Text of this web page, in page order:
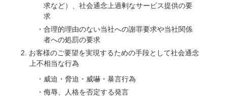
求など）、社会通念上過剰なサービス提供の要
求
合理的理由のない当社への謝罪要求や当社関係
者への処罰の要求
お客様のご要望を実現するための手段として社会通念
上不相当な行為
威迫・脅迫・威嚇・暴言行為
侮辱、人格を否定する発言